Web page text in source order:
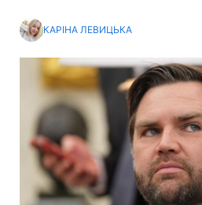
КАРІНА ЛЕВИЦЬКА